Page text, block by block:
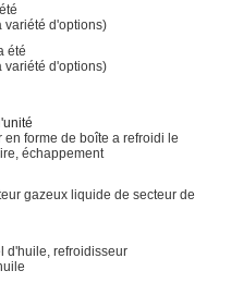
variété d'options)
été
variété d'options)
forme de boîte a refroidi le
échappement
gazeux liquide de secteur de
d'huile, refroidisseur